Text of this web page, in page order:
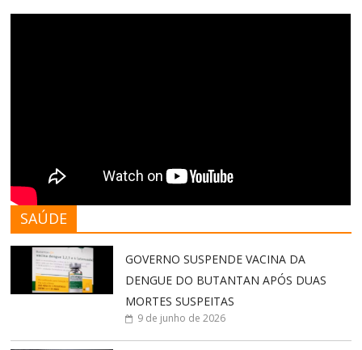
SAÚDE
GOVERNO SUSPENDE VACINA DA
DENGUE DO BUTANTAN APÓS DUAS
MORTES SUSPEITAS
9 de junho de 2026